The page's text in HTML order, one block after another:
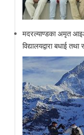
मदरल्याण्डका अमृत
विद्यालयद्वारा बधाई तथा